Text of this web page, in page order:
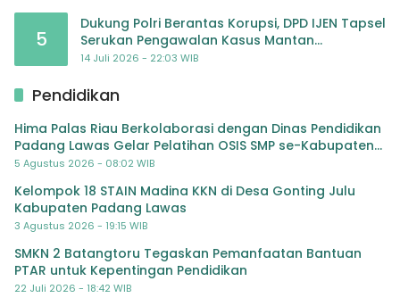
5
Dukung Polri Berantas Korupsi, DPD IJEN Tapsel
Serukan Pengawalan Kasus Mantan
Jampidsus hingga Tuntas
14 Juli 2026 - 22:03 WIB
Pendidikan
Hima Palas Riau Berkolaborasi dengan Dinas Pendidikan
Padang Lawas Gelar Pelatihan OSIS SMP se-Kabupaten
Padang Lawas
5 Agustus 2026 - 08:02 WIB
Kelompok 18 STAIN Madina KKN di Desa Gonting Julu
Kabupaten Padang Lawas
3 Agustus 2026 - 19:15 WIB
SMKN 2 Batangtoru Tegaskan Pemanfaatan Bantuan
PTAR untuk Kepentingan Pendidikan
22 Juli 2026 - 18:42 WIB